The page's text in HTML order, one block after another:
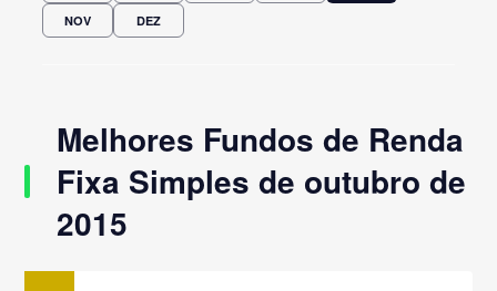
NOV DEZ
Melhores Fundos de Renda
Fixa Simples de outubro de
2015